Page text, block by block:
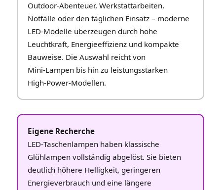
Outdoor‑Abenteuer, Werkstattarbeiten,
Notfälle oder den täglichen Einsatz – moderne
LED‑Modelle überzeugen durch hohe
Leuchtkraft, Energieeffizienz und kompakte
Bauweise. Die Auswahl reicht von
Mini‑Lampen bis hin zu leistungsstarken
High‑Power‑Modellen.
Eigene Recherche
LED‑Taschenlampen haben klassische
Glühlampen vollständig abgelöst. Sie bieten
deutlich höhere Helligkeit, geringeren
Energieverbrauch und eine längere